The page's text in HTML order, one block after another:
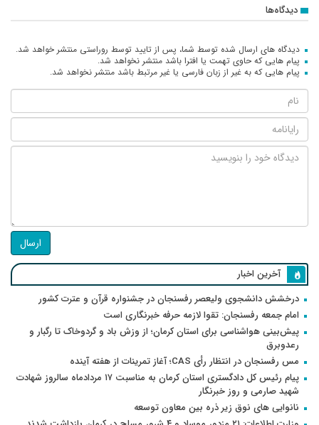
دیدگاه‌ها
دیدگاه های ارسال شده توسط شما، پس از تایید توسط روراستی منتشر خواهد شد.
پیام هایی که حاوی تهمت یا افترا باشد منتشر نخواهد شد.
پیام هایی که به غیر از زبان فارسی یا غیر مرتبط باشد منتشر نخواهد شد.
ارسال
آخرین اخبار
درخشش دانشجوی ولیعصر رفسنجان در جشنواره قرآن و عترت کشور
امام جمعه رفسنجان: تقوا لازمه حرفه خبرنگاری است
پیش‌بینی هواشناسی برای استان کرمان؛ از وزش باد و گردوخاک تا رگبار و
رعدوبرق
مس رفسنجان در انتظار رأی CAS؛ آغاز تمرینات از هفته آینده
پیام رئیس کل دادگستری استان کرمان به مناسبت ۱۷ مردادماه سالروز شهادت
شهید صارمی و روز خبرنگار
نانوایی های نوق زیر ذره بین معاون توسعه